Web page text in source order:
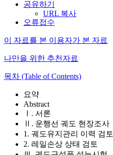
공유하기
URL 복사
오류접수
이 자료를 본 이용자가 본 자료
나만을 위한 추천자료
목차 (Table of Contents)
요약
Abstract
Ⅰ. 서론
Ⅱ. 운행선 궤도 현장조사
1. 궤도유지관리 이력 검토
2. 레일손상 상태 검토